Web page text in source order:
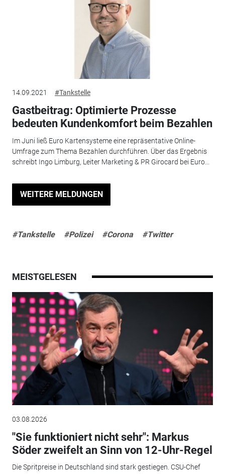
14.09.2021 #Tankstelle
Gastbeitrag: Optimierte Prozesse
bedeuten Kundenkomfort beim Bezahlen
Im Juni ließ Euro Kartensysteme eine repräsentative Online-
Umfrage zum Thema Bezahlen durchführen. Über das Ergebnis
schreibt Ingo Limburg, Leiter Marketing & PR Girocard bei Euro...
WEITERE MELDUNGEN
#Tankstelle #Polizei #Corona #Twitter
MEISTGELESEN
03.08.2026
"Sie funktioniert nicht sehr": Markus
Söder zweifelt an Sinn von 12-Uhr-Regel
Die Spritpreise in Deutschland sind stark gestiegen. CSU-Chef